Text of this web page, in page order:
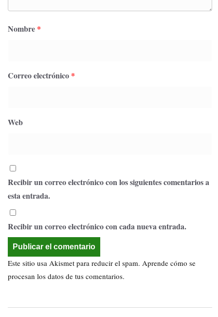
Nombre *
Correo electrónico *
Web
Recibir un correo electrónico con los siguientes comentarios a
esta entrada.
Recibir un correo electrónico con cada nueva entrada.
Este sitio usa Akismet para reducir el spam. Aprende cómo se
procesan los datos de tus comentarios.